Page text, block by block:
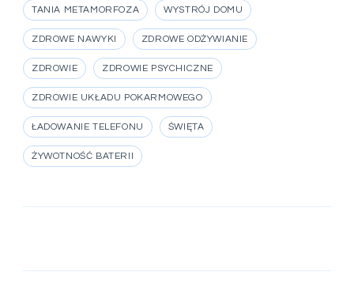
TANIA METAMORFOZA WYSTRÓJ DOMU
ZDROWE NAWYKI ZDROWE ODŻYWIANIE
ZDROWIE ZDROWIE PSYCHICZNE
ZDROWIE UKŁADU POKARMOWEGO
ŁADOWANIE TELEFONU ŚWIĘTA
ŻYWOTNOŚĆ BATERII